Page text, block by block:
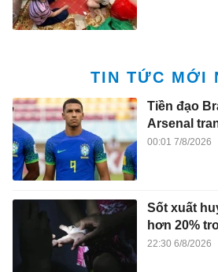
TIN TỨC MỚI
Tiền đạo
Arsenal
00:01 7/8/2026
Sốt xuất
hơn 20%
22:30 6/8/2026